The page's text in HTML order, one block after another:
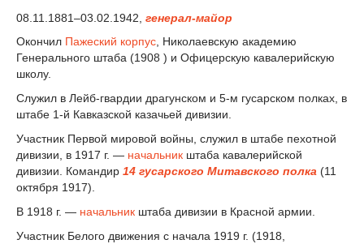
08.11.1881–03.02.1942, генерал-майор
Окончил Пажеский корпус, Николаевскую академию
Генерального штаба (1908 ) и Офицерскую кавалерийскую
школу.
Служил в Лейб-гвардии драгунском и 5-м гусарском полках, в
штабе 1-й Кавказской казачьей дивизии.
Участник Первой мировой войны, служил в штабе пехотной
дивизии, в 1917 г. — начальник штаба кавалерийской
дивизии. Командир 14 гусарского Митавского полка (11
октября 1917).
В 1918 г. — начальник штаба дивизии в Красной армии.
Участник Белого движения с начала 1919 г. (1918,